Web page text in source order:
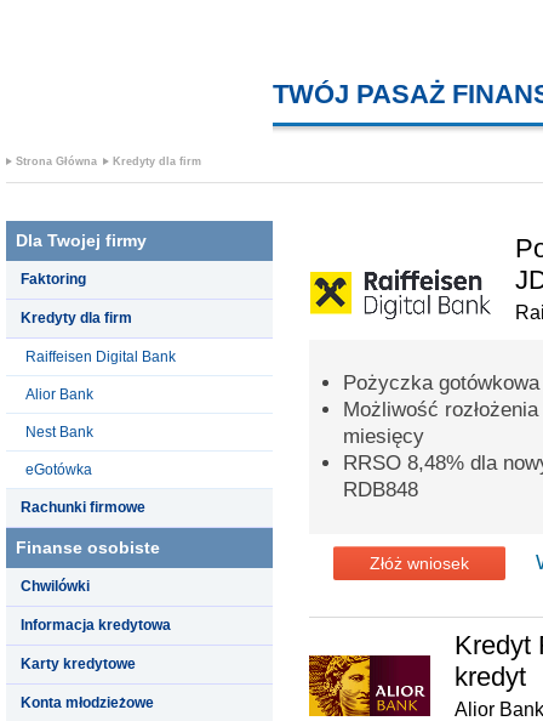
TWÓJ PASAŻ
Strona Główna Kredyty dla firm
Dla Twojej firmy
Faktoring
Kredyty dla firm
Raiffeisen Digital Bank
Alior Bank
Nest Bank
eGotówka
Rachunki firmowe
Finanse osobiste
Chwilówki
Informacja kredytowa
Karty kredytowe
Konta młodzieżowe
Pożyczka
Możliwość
miesięcy
RRSO 8,48% dla
RDB848
Złóż wniosek
Kredyt
kredyt
Alior Bank